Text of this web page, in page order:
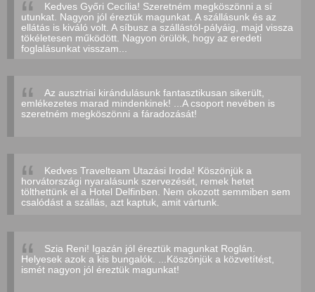
Kedves Győri Cecília! Szeretném megköszönni a sí
utunkat. Nagyon jól éreztük magunkat. A szállásunk és az
ellátás is kiváló volt. A síbusz a szállástól-pályáig, majd vissza
tökéletesen működött. Nagyon örülök, hogy az eredeti
foglalásunkat visszam...
Az ausztriai kirándulásunk fantasztikusan sikerült,
emlékezetes marad mindenkinek! ...A csoport nevében is
szeretném megköszönni a fáradozását!
Kedves Travelteam Utazási Iroda! Köszönjük a
horvátországi nyaralásunk szervezését, remek hetet
tölthettünk el a Hotel Delfinben. Nem okozott semmiben sem
csalódást a szállás, azt kaptuk, amit vártunk.
Szia Reni! Igazán jól éreztük magunkat Roglán.
Helyesek azok a kis bungalók. ...Köszönjük a közvetítést,
ismét nagyon jól éreztük magunkat!